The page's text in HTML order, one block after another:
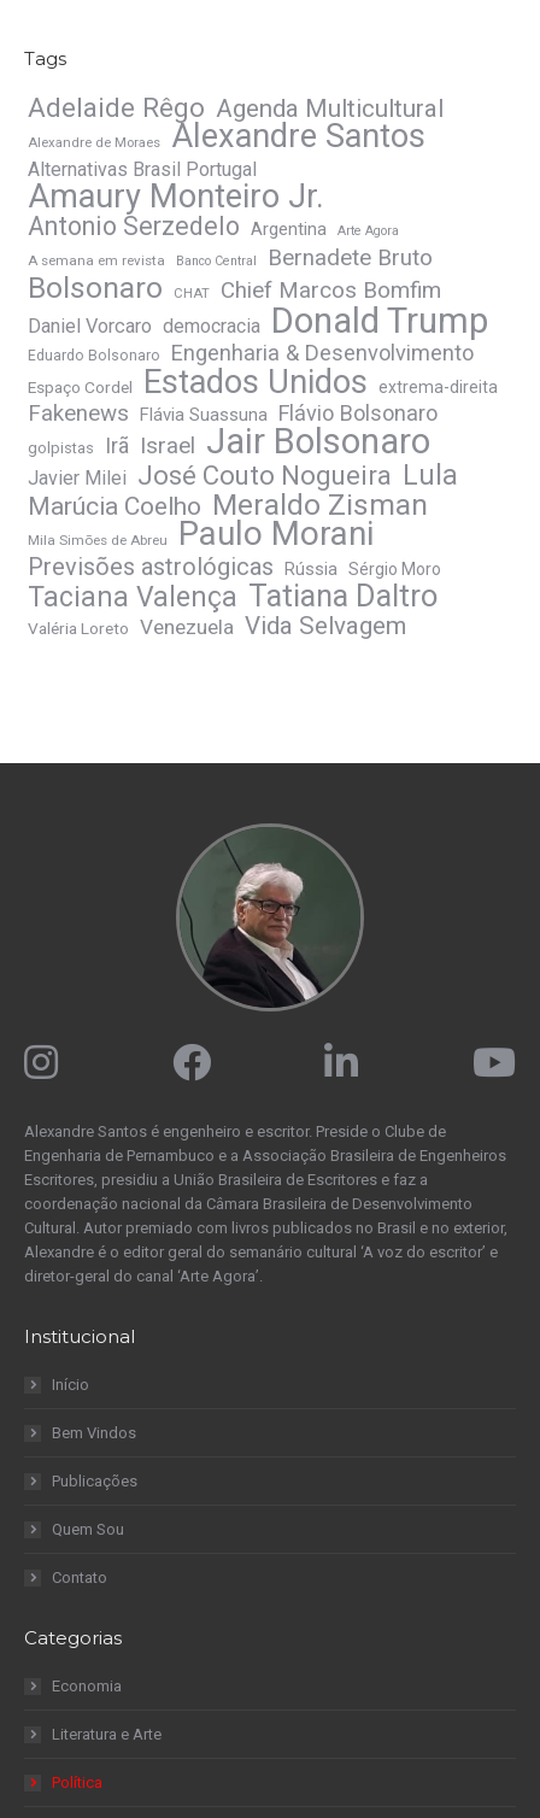
Tags
Adelaide Rêgo Agenda Multicultural
Alexandre de Moraes Alexandre Santos
Alternativas Brasil Portugal
Amaury Monteiro Jr.
Antonio Serzedelo Argentina Arte Agora
A semana em revista Banco Central Bernadete Bruto
Bolsonaro CHAT Chief Marcos Bomfim
Daniel Vorcaro democracia Donald Trump
Eduardo Bolsonaro Engenharia & Desenvolvimento
Espaço Cordel Estados Unidos extrema-direita
Fakenews Flávia Suassuna Flávio Bolsonaro
golpistas Irã Israel Jair Bolsonaro
Javier Milei José Couto Nogueira Lula
Marúcia Coelho Meraldo Zisman
Mila Simões de Abreu Paulo Morani
Previsões astrológicas Rússia Sérgio Moro
Taciana Valença Tatiana Daltro
Valéria Loreto Venezuela Vida Selvagem
Alexandre Santos é engenheiro e escritor. Preside o Clube de
Engenharia de Pernambuco e a Associação Brasileira de Engenheiros
Escritores, presidiu a União Brasileira de Escritores e faz a
coordenação nacional da Câmara Brasileira de Desenvolvimento
Cultural. Autor premiado com livros publicados no Brasil e no exterior,
Alexandre é o editor geral do semanário cultural ‘A voz do escritor’ e
diretor-geral do canal ‘Arte Agora’.
Institucional
Início
Bem Vindos
Publicações
Quem Sou
Contato
Categorias
Economia
Literatura e Arte
Política